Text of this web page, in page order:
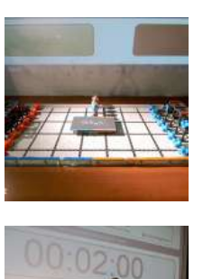
Εκπαιδευτική Ρομποτική
Υδρόγειος Καμάρα
Εκπαιδευτική Ρομποτική
+30 2310 328797